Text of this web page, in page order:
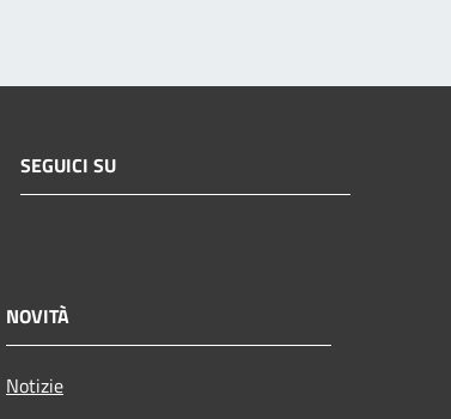
SEGUICI SU
NOVITÀ
Notizie